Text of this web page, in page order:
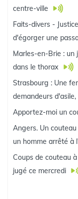
centre-ville
Faits-divers -
d'égorger une
Marles-en-Brie : un
dans le thorax
Strasbourg : Une
demandeurs
Apportez-moi un
Angers. Un
un homme arrêté à
Coups de couteau
jugé ce mercredi